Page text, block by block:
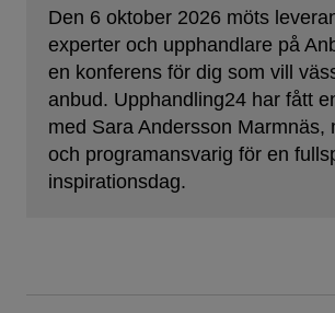
Den 6 oktober 2026 möts
experter och upphandlare på
en konferens för dig som vill
anbud. Upphandling24 har fått
med Sara Andersson Marmnäs,
och programansvarig för en
inspirationsdag.